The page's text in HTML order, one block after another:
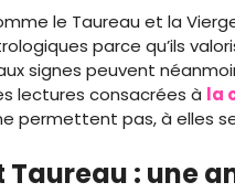
le Taureau et la
parce qu’ils
signes peuvent
lectures consacrées à la
permettent pas, à elles
Taureau : une